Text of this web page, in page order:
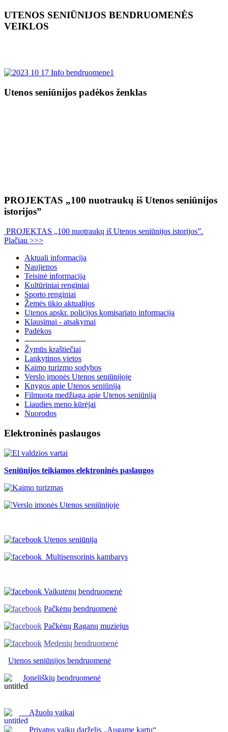
UTENOS SENIŪNIJOS BENDRUOMENĖS
VEIKLOS
Utenos seniūnijos padėkos ženklas
PROJEKTAS „100 nuotraukų iš Utenos seniūnijos
istorijos”
PROJEKTAS „100 nuotraukų iš Utenos seniūnijos istorijos”.
Plačiau >>>
Aktuali informacija
Naujienos
Teisinė informacija
Kultūriniai renginiai
Sporto renginiai
Žemės ūkio aktualijos
Utenos apskr. policijos komisariato informacija
Klausimai - atsakymai
Padėkos
------------------------
Žymūs kraštiečiai
Lankytinos vietos
Kaimo turizmo sodybos
Verslo įmonės Utenos seniūnijoje
Knygos apie Utenos seniūniją
Filmuota medžiaga apie Utenos seniūniją
Liaudies meno kūrėjai
Nuorodos
Elektroninės paslaugos
Seniūnijos teikiamos elektroninės paslaugos
Utenos seniūnija
Multisensorinis kambarys
Vaikutėnų bendruomenė
Pačkėnų bendruomenė
Pačkėnų Raganų muziejus
Medenių bendruomenė
Utenos seniūnijos bendruomenė
Joneliškių bendruomenė
Ąžuolų vaikai
Privatus vaikų darželis „Augame kartu“